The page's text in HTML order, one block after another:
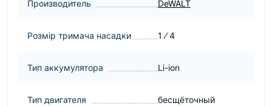
Производитель DeWALT
Розмір тримача насадки 1 ⁄ 4
Тип аккумулятора Li-ion
Тип двигателя бесщёточный